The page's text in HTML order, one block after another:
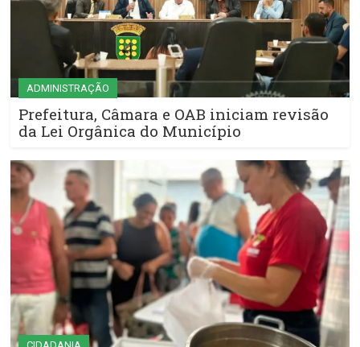
ADMINISTRAÇÃO
Prefeitura, Câmara e OAB iniciam revisão
da Lei Orgânica do Município